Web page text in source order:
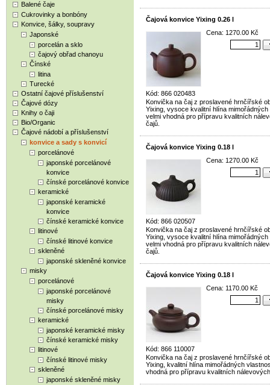
Balené čaje
Cukrovinky a bonbóny
Konvice, šálky, soupravy
Japonské
porcelán a sklo
čajový obřad chanoyu
Čínské
litina
Turecké
Ostatní čajové příslušenství
Čajové dózy
Knihy o čaji
Bio/Organic
Čajové nádobí a příslušenství
konvice a sady s konvicí
porcelánové
japonské porcelánové
konvice
čínské porcelánové konvice
keramické
japonské keramické
konvice
čínské keramické konvice
litinové
čínské litinové konvice
skleněné
japonské skleněné konvice
misky
porcelánové
japonské porcelánové
misky
čínské porcelánové misky
keramické
japonské keramické misky
čínské keramické misky
litinové
čínské litinové misky
skleněné
japonské skleněné misky
Čajová konvice Yixing 0.26 l
Kód: 866 020483
Cena: 1270.00 Kč
Konvička na čaj z proslavené hrnčířské
Yixing, vysoce kvalitní hlína
velmi vhodná pro přípravu kvalitních
čajů.
Čajová konvice Yixing 0.18 l
Kód: 866 020507
Cena: 1270.00 Kč
Konvička na čaj z proslavené hrnčířské
Yixing, vysoce kvalitní hlína
velmi vhodná pro přípravu kvalitních
čajů.
Čajová konvice Yixing 0.18 l
Kód: 866 110007
Cena: 1170.00 Kč
Konvička na čaj z proslavené hrnčířské
Yixing, kvalitní hlína mimořádných
vhodná pro přípravu kvalitních